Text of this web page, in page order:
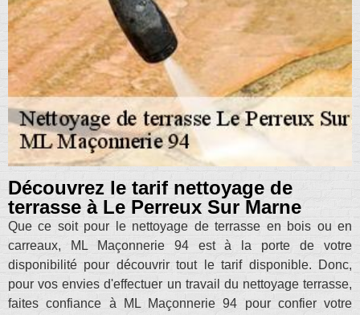
Découvrez le tarif nettoyage de
terrasse à Le Perreux Sur Marne
Que ce soit pour le nettoyage de terrasse en bois ou en
carreaux, ML Maçonnerie 94 est à la porte de votre
disponibilité pour découvrir tout le tarif disponible. Donc,
pour vos envies d'effectuer un travail du nettoyage terrasse,
faites confiance à ML Maçonnerie 94 pour confier votre